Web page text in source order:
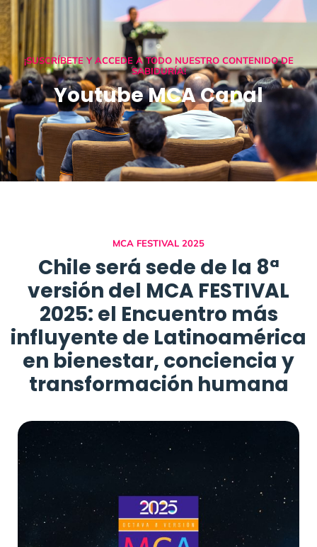
¡SUSCRÍBETE Y ACCEDE A TODO NUESTRO CONTENIDO DE
SABIDURÍA!
Youtube MCA Canal
MCA FESTIVAL 2025
Chile será sede de la 8ª
versión del MCA FESTIVAL
2025: el Encuentro más
influyente de Latinoamérica
en bienestar, conciencia y
transformación humana